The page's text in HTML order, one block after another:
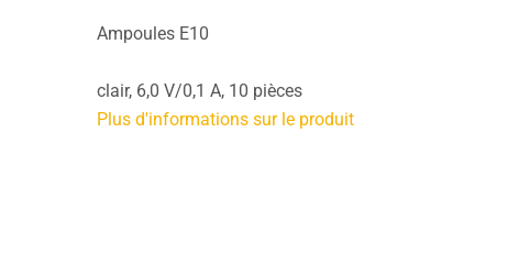
Ampoules E10
clair, 6,0 V/0,1 A, 10 pièces
Plus d'informations sur le produit